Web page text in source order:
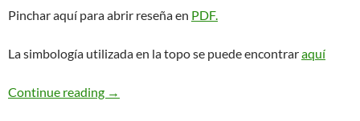
Pinchar aquí para abrir reseña en PDF.
La simbología utilizada en la topo se puede encontraraquí
Continue reading Aguanta. Rentisclera de la Maçana
→